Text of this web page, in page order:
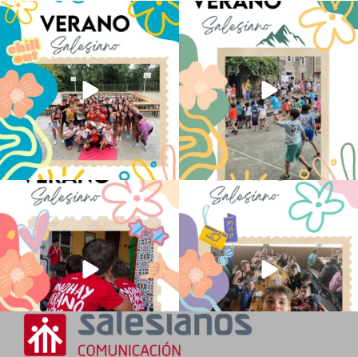
Los alumnos de 6º de Primaria, 1º y 2º
de la ESO...
145 2
La diversión y la alegría también se han
sentido...
95 0
No hay verano sin que sea Salesiano ❤️
💫 en Luz 4
...
0
viviendo la alegría en el campamento
...